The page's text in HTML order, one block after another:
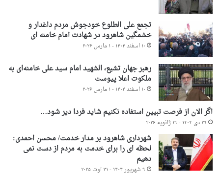
تجمع علی الطلوع خودجوش مردم داغدار و
خشمگین شاهرود در شهادت امام خامنه ای
۱۰ اسفند ۱۴۰۴ - ۱ مارس ۲۰۲۶
رهبر جهان تشیع، الشهید امام سید علی خامنه‌ای به
ملکوت اعلا پیوست
۱۰ اسفند ۱۴۰۴ - ۱ مارس ۲۰۲۶
اگر الان از فرصت تبیین استفاده نکنیم شاید فردا دیر شود…
۲۹ دی ۱۴۰۴ - ۱۹ ژانویه ۲۰۲۶
شهرداری شاهرود بر مدار خدمت/ محسن احمدی:
لحظه ای را برای خدمت به مردم از دست نمی
دهیم
۹ شهریور ۱۴۰۴ - ۳۱ اوت ۲۰۲۵